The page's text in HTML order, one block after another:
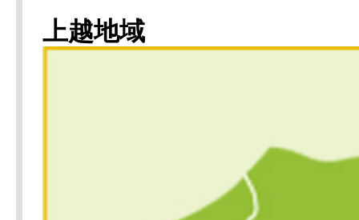
上越地域